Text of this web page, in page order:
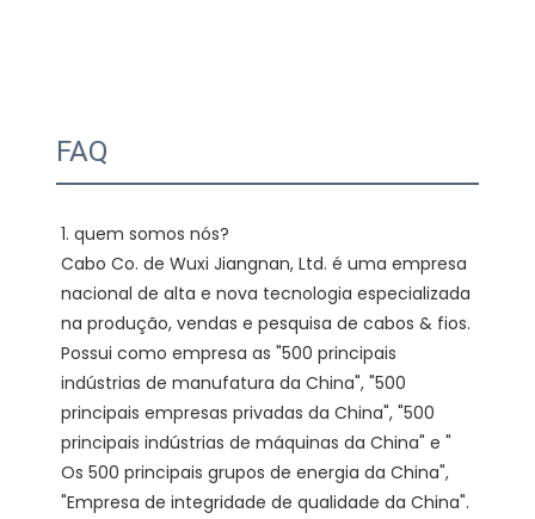
FAQ
1. quem somos nós?
Cabo Co. de Wuxi Jiangnan, Ltd. é uma empresa
nacional de alta e nova tecnologia especializada
na produção, vendas e pesquisa de cabos & fios.
Possui como empresa as "500 principais
indústrias de manufatura da China", "500
principais empresas privadas da China", "500
principais indústrias de máquinas da China" e "
Os 500 principais grupos de energia da China",
"Empresa de integridade de qualidade da China".